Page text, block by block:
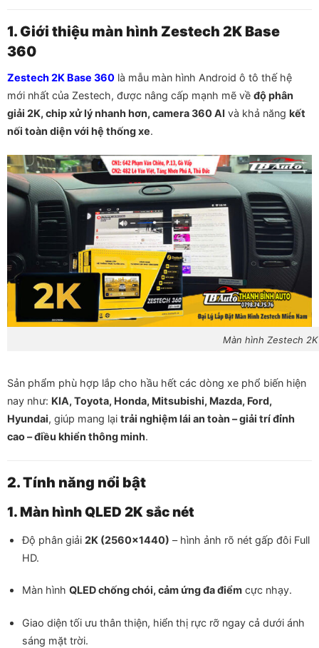
1. Giới thiệu màn hình Zestech 2K Base
360
Zestech 2K Base 360 là mẫu màn hình Android ô tô thế hệ
mới nhất của Zestech, được nâng cấp mạnh mẽ về độ phân
giải 2K, chip xử lý nhanh hơn, camera 360 AI và khả năng kết
nối toàn diện với hệ thống xe.
Màn hình Zestech
Sản phẩm phù hợp lắp cho hầu hết các dòng xe phổ biến hiện
nay như: KIA, Toyota, Honda, Mitsubishi, Mazda, Ford,
Hyundai, giúp mang lại trải nghiệm lái an toàn – giải trí đỉnh
cao – điều khiển thông minh.
2. Tính năng nổi bật
1. Màn hình QLED 2K sắc nét
Độ phân giải 2K (2560×1440) – hình ảnh rõ nét gấp đôi Full
HD.
Màn hình QLED chống chói, cảm ứng đa điểmcực nhạy.
Giao diện tối ưu thân thiện, hiển thị rực rỡ ngay cả dưới ánh
sáng mặt trời.